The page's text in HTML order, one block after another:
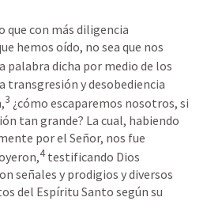
que con más diligencia
hemos oído, no sea que nos
palabra dicha por medio de los
transgresión y desobediencia
3 ¿cómo escaparemos nosotros, si
tan grande? La cual, habiendo
por el Señor, nos fue
4 testificando Dios
señales y prodigios y diversos
del Espíritu Santo según su